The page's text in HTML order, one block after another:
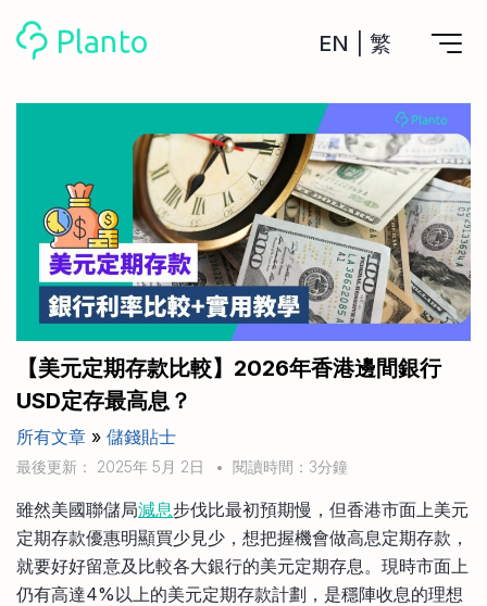
EN 繁
計劃買樓
計劃買樓第一步
全功能記賬
管理及分析所有戶口
管理MPF戶口
一次過管理所有強積金戶口
申請清卡數/私人貸款
CreFIT x Planto推廣優惠
私人貸款
年利率/APR/年息比較
投資戶口 (美股)
比較最抵美股投資戶口
投資戶口 (港股)
比較最抵港股投資戶口
投資加密貨幣
比較最抵Crypto交易所
月供股票計劃
比較最抵月供計劃戶口
比較定存利率
信用卡
比較各種最優惠信用卡
關於我們
Academy
Marketplace
其他網站
手機App與理財資訊
商業解決方案
【美元定期存款比較】2026年香港邊間銀行
USD定存最高息？
所有文章 » 儲錢貼士
最後更新： 2025年 5月 2日 • 閱讀時間：3分鐘
雖然美國聯儲局減息步伐比最初預期慢，但香港市面上美元
定期存款優惠明顯買少見少，想把握機會做高息定期存款，
就要好好留意及比較各大銀行的美元定期存息。現時市面上
仍有高達4%以上的美元定期存款計劃，是穩陣收息的理想